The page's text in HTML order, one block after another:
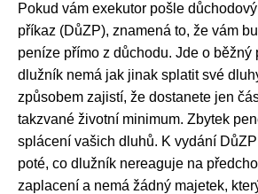
Pokud vám exekutor pošle
příkaz (DůZP), znamená to, že vám
peníze přímo z důchodu. Jde o běžný
dlužník nemá jak jinak splatit své
způsobem zajistí, že dostanete jen
takzvané životní minimum. Zbytek
splácení vašich dluhů. K vydání
poté, co dlužník nereaguje na
zaplacení a nemá žádný majetek,